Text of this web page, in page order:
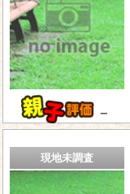
－
現地未調査